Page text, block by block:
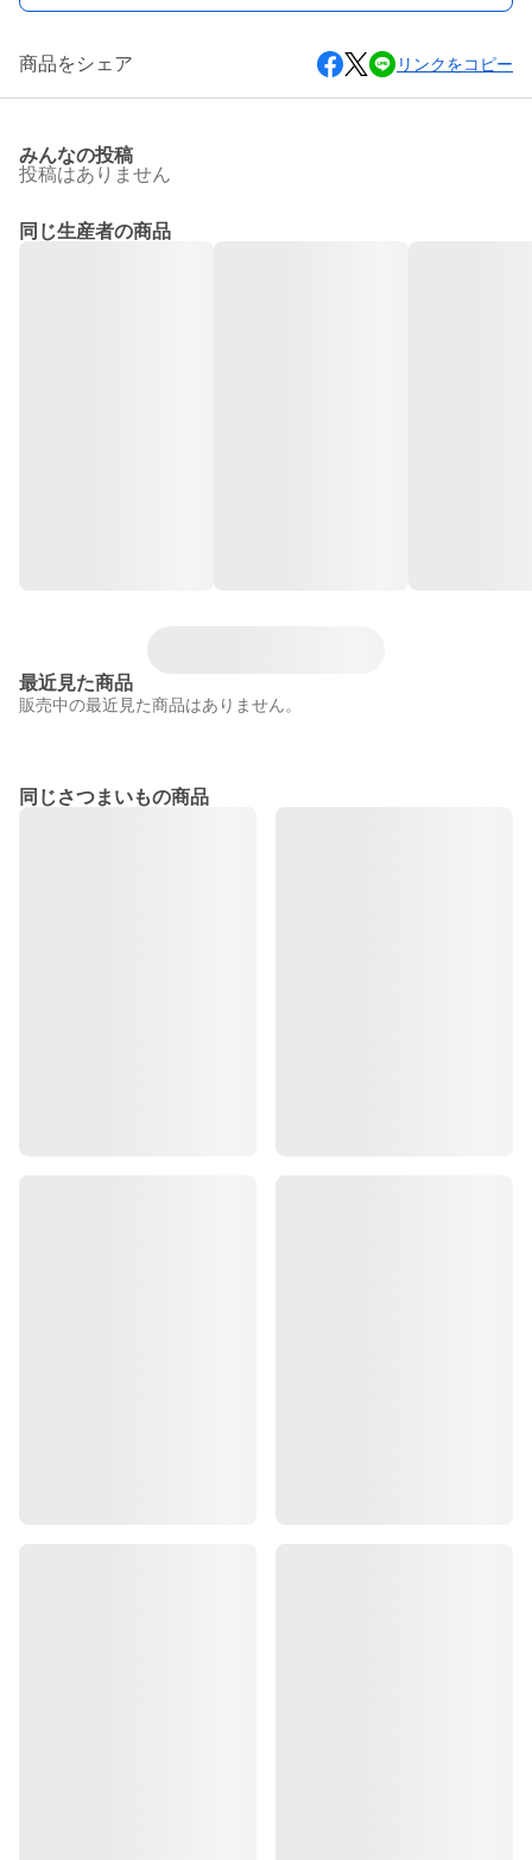
商品をシェア リンクをコピー
みんなの投稿
投稿はありません
同じ生産者の商品
最近見た商品
販売中の最近見た商品はありません。
同じさつまいもの商品